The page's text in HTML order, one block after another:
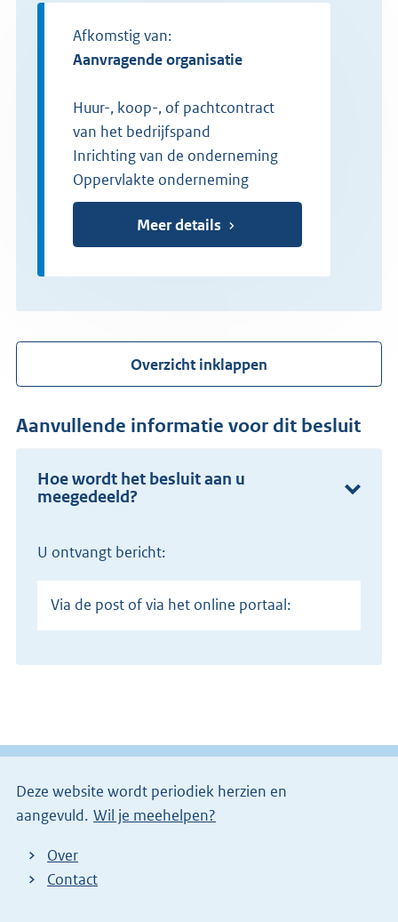
Afkomstig van:
Aanvragende organisatie
Huur-, koop-, of pacht­con­tract
van het bedrijfspand
Inrichting van de onderneming
Oppervlakte onderneming
Meer details
Overzicht inklappen
Aanvullende informatie voor dit besluit
Hoe wordt het besluit aan u
meegedeeld?
U ontvangt bericht:
Via de post of via het online portaal:
Deze website wordt periodiek herzien en
aangevuld. Wil je meehelpen?
Over
Contact